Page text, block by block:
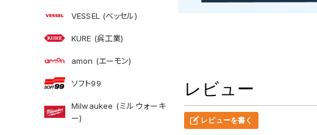
VESSEL (ベッセル)
KURE (呉工業)
amon (エーモン)
ソフト99
Milwaukee (ミルウォーキ
ー)
レビュー
レビューを書く